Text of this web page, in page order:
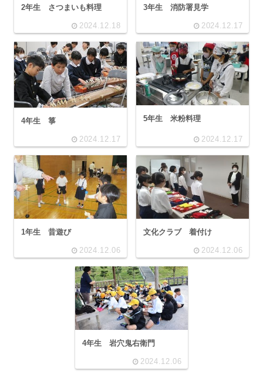
2年生 さつまいも料理
2024.12.18
3年生 消防署見学
2024.12.17
4年生 箏
2024.12.17
5年生 米粉料理
2024.12.17
1年生 昔遊び
2024.12.06
文化クラブ 着付け
2024.12.06
4年生 岩穴鬼右衛門
2024.12.06